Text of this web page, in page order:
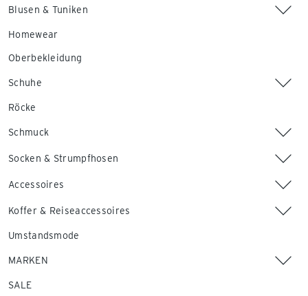
Blusen & Tuniken
Homewear
Oberbekleidung
Schuhe
Röcke
Schmuck
Socken & Strumpfhosen
Accessoires
Koffer & Reiseaccessoires
Umstandsmode
MARKEN
SALE